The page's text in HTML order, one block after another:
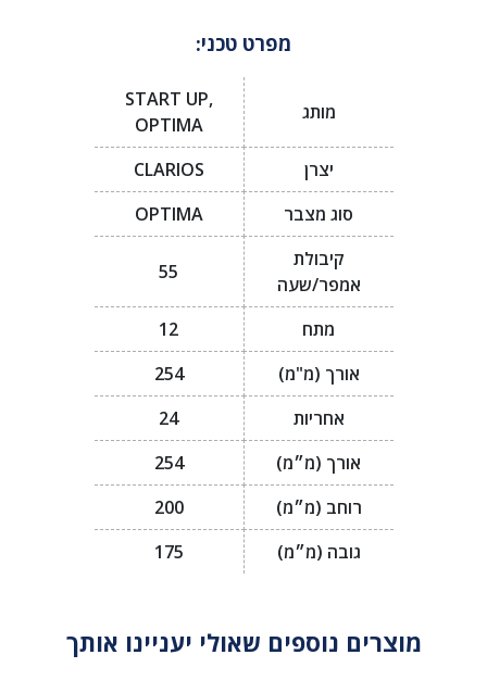
מפרט טכני:
מותג
START UP,
OPTIMA
יצרן
CLARIOS
סוג מצבר
OPTIMA
קיבולת
אמפר/שעה
55
מתח
12
אורך (מ"מ)
254
אחריות
24
אורך (מ״מ)
254
רוחב (מ״מ)
200
גובה (מ״מ)
175
מוצרים נוספים שאולי יעניינו אותך